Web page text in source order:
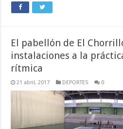
El pabellón de El
instalaciones a la
rítmica
21 abril, 2017 DEPORTES 0